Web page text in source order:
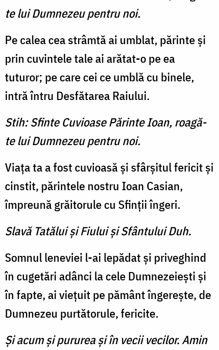
te lui Dumnezeu pentru noi.
Pe calea cea strâmtă ai umblat, părinte şi
prin cuvintele tale ai arătat-o pe ea
tuturor; pe care cei ce umblă cu binele,
intră întru Desfătarea Raiului.
Stih: Sfinte Cuvioase Părinte Ioan, roagă-
te lui Dumnezeu pentru noi.
Viaţa ta a fost cuvioasă şi sfârşitul fericit şi
cinstit, părintele nostru Ioan Casian,
împreună grăitorule cu Sfinţii îngeri.
Slavă Tatălui şi Fiului şi Sfântului Duh.
Somnul leneviei l-ai lepădat şi priveghind
în cugetări adânci la cele Dumnezeieşti şi
în fapte, ai vieţuit pe pământ îngereşte, de
Dumnezeu purtătorule, fericite.
Şi acum şi pururea şi în vecii vecilor. Amin